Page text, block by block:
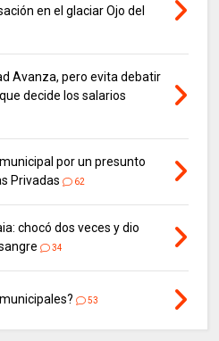
en el glaciar Ojo del
Avanza, pero evita debatir
decide los salarios
por un presunto
Privadas
62
chocó dos veces y dio
34
53